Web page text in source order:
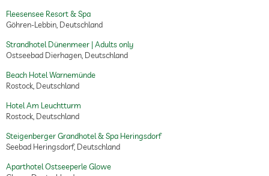
Fleesensee Resort & Spa
Göhren-Lebbin, Deutschland
Strandhotel Dünenmeer | Adults only
Ostseebad Dierhagen, Deutschland
Beach Hotel Warnemünde
Rostock, Deutschland
Hotel Am Leuchtturm
Rostock, Deutschland
Steigenberger Grandhotel & Spa Heringsdorf
Seebad Heringsdorf, Deutschland
Aparthotel Ostseeperle Glowe